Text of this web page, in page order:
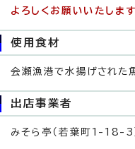
よろしくお願いいたします
使用食材
会瀬漁港で水揚げされた
出店事業者
みそら亭（若葉町1-18-